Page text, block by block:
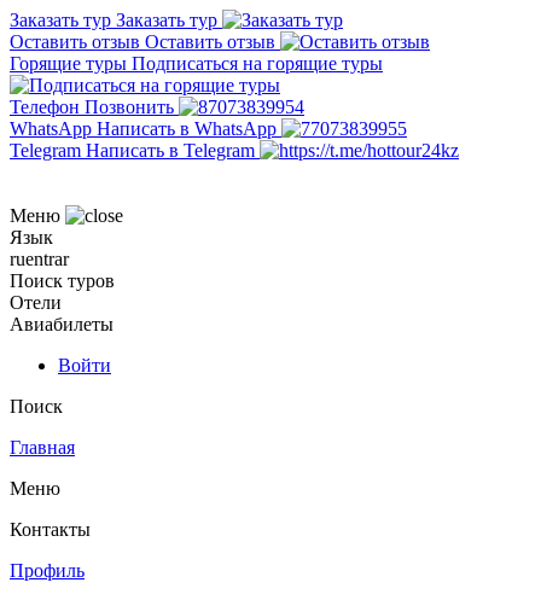
Заказать тур Заказать тур
Оставить отзыв Оставить отзыв
Горящие туры Подписаться на горящие туры
Телефон Позвонить
WhatsApp Написать в WhatsApp
Telegram Написать в Telegram
Меню
Язык
ruentrar
Поиск туров
Отели
Авиабилеты
Войти
Поиск
Главная
Меню
Контакты
Профиль